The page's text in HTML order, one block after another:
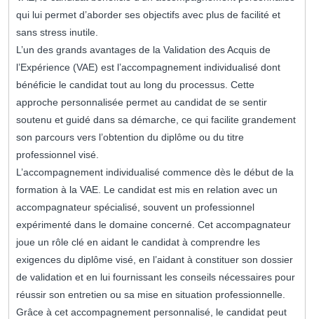
qui lui permet d’aborder ses objectifs avec plus de facilité et
sans stress inutile.
L’un des grands avantages de la Validation des Acquis de
l’Expérience (VAE) est l’accompagnement individualisé dont
bénéficie le candidat tout au long du processus. Cette
approche personnalisée permet au candidat de se sentir
soutenu et guidé dans sa démarche, ce qui facilite grandement
son parcours vers l’obtention du diplôme ou du titre
professionnel visé.
L’accompagnement individualisé commence dès le début de la
formation à la VAE. Le candidat est mis en relation avec un
accompagnateur spécialisé, souvent un professionnel
expérimenté dans le domaine concerné. Cet accompagnateur
joue un rôle clé en aidant le candidat à comprendre les
exigences du diplôme visé, en l’aidant à constituer son dossier
de validation et en lui fournissant les conseils nécessaires pour
réussir son entretien ou sa mise en situation professionnelle.
Grâce à cet accompagnement personnalisé, le candidat peut